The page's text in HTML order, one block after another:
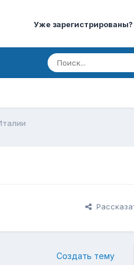
Уже
Создать тему